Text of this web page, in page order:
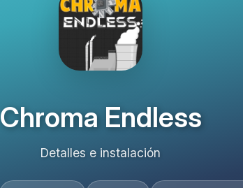
Chroma Endless
Detalles e instalación